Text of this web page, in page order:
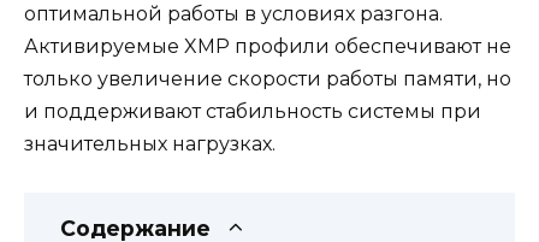
оптимальной работы в условиях разгона.
Активируемые XMP профили обеспечивают не
только увеличение скорости работы памяти, но
и поддерживают стабильность системы при
значительных нагрузках.
Содержание